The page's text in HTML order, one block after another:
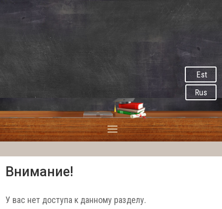
Est
Rus
Внимание!
У вас нет доступа к данному разделу.